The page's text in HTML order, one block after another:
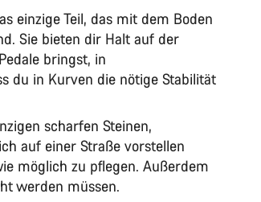
einzige Teil, das mit dem Boden
Sie bieten dir Halt auf der
bringst, in
du in Kurven die nötige Stabilität
scharfen Steinen,
auf einer Straße vorstellen
möglich zu pflegen. Außerdem
werden müssen.